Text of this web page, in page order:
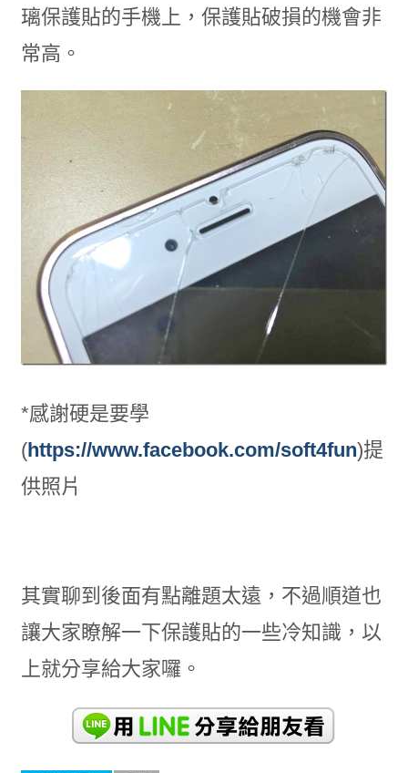
璃保護貼的手機上，保護貼破損的機會非
常高。
*感謝硬是要學
(https://www.facebook.com/soft4fun)提
供照片
其實聊到後面有點離題太遠，不過順道也
讓大家瞭解一下保護貼的一些冷知識，以
上就分享給大家囉。